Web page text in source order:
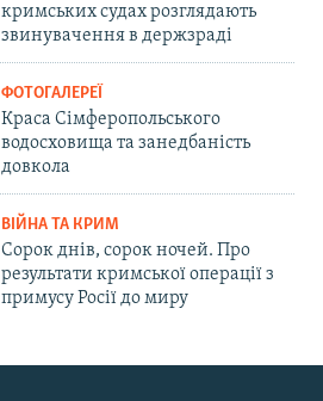
кримських судах розглядають
звинувачення в держзраді
ФОТОГАЛЕРЕЇ
Краса Сімферопольського
водосховища та занедбаність
довкола
ВІЙНА ТА КРИМ
Сорок днів, сорок ночей. Про
результати кримської операції з
примусу Росії до миру